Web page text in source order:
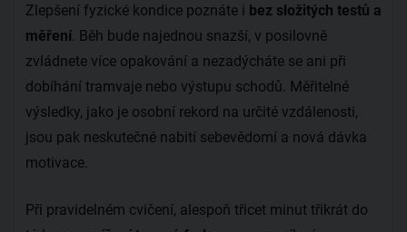
Zlepšení fyzické kondice poznáte i bez složitých testů a
měření . Běh bude najednou snazší, v posilovně
zvládnete více opakování a nezadýcháte se ani při
dobíhání tramvaje nebo výstupu schodů. Měřitelné
výsledky, jako je osobní rekord na určité vzdálenosti,
jsou pak neskutečné nabití sebevědomí a nová dávka
motivace.
Při pravidelném cvičení, alespoň třicet minut třikrát do